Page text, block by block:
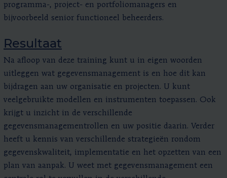
programma-, project- en portfoliomanagers en
bijvoorbeeld senior functioneel beheerders.
Resultaat
Na afloop van deze training kunt u in eigen woorden
uitleggen wat gegevensmanagement is en hoe dit kan
bijdragen aan uw organisatie en projecten. U kunt
veelgebruikte modellen en instrumenten toepassen. Ook
krijgt u inzicht in de verschillende
gegevensmanagementrollen en uw positie daarin. Verder
heeft u kennis van verschillende strategieën rondom
gegevenskwaliteit, implementatie en het opzetten van een
plan van aanpak. U weet met gegevensmanagement een